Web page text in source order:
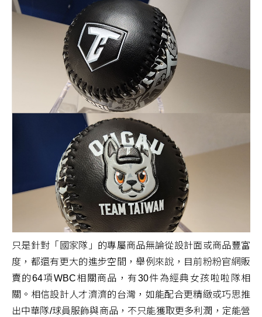
只是針對「國家隊」的專屬商品無論從設計面或商品豐富
度，都還有更大的進步空間，舉例來說，目前粉粉官網販
賣的64項WBC相關商品，有30件為經典女孩啦啦隊相
關。相信設計人才濟濟的台灣，如能配合更精緻或巧思推
出中華隊/球員服飾與商品，不只能獲取更多利潤，定能營